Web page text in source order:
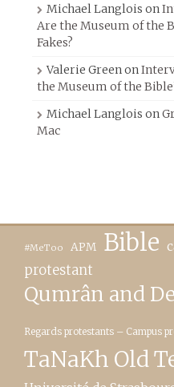
Michael Langlois on
Are the Museum of the
Fakes?
Valerie Greenon
the Museum of the
Michael Langlois on
Mac
#MeToo APM Bible
protestant
Qumrân and
Regards protestants – Campus
TaNaKh Old